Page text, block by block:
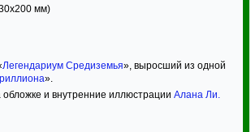
мм)
Легендариум Средиземья», выросший из одной
».
и внутренние иллюстрации Алана Ли.